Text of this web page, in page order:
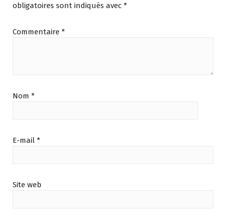
obligatoires sont indiqués avec *
Commentaire *
Nom *
E-mail *
Site web